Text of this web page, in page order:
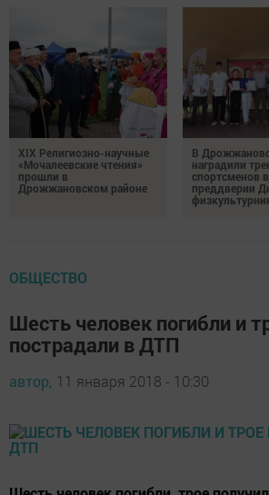
XIX Религиозно-научные
«Мочалеевские чтения»
прошли в
Дрожжановском районе
В
наградили
спортсменов в
преддверии
ОБЩЕСТВО
Шесть человек погибли и
пострадали в ДТП
автор, 11 января 2018 - 10:30